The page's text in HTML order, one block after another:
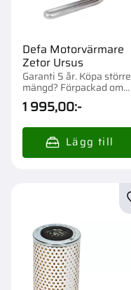
Defa Motorvärmare
Zetor Ursus
Garanti 5 år. Köpa större
mängd? Förpackad om
1/26 st.
1 995,00:-